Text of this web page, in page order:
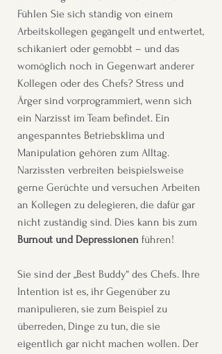
Fühlen Sie sich ständig von einem
Arbeitskollegen gegängelt und entwertet,
schikaniert oder gemobbt – und das
womöglich noch in Gegenwart anderer
Kollegen oder des Chefs? Stress und
Ärger sind vorprogrammiert, wenn sich
ein Narzisst im Team befindet. Ein
angespanntes Betriebsklima und
Manipulation gehören zum Alltag.
Narzissten verbreiten beispielsweise
gerne Gerüchte und versuchen Arbeiten
an Kollegen zu delegieren, die dafür gar
nicht zuständig sind. Dies kann bis zum
Burnout und Depressionen führen!
Sie sind der „Best Buddy“ des Chefs. Ihre
Intention ist es, ihr Gegenüber zu
manipulieren, sie zum Beispiel zu
überreden, Dinge zu tun, die sie
eigentlich gar nicht machen wollen. Der